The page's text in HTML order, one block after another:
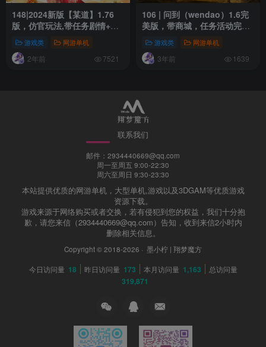
148|2024新版【某道】1.76
版，仿官玩法,带任务剧情+GM
游戏类 网游单机
2年前 7521
106 | 问到（wendao）1.6完
美版，带商城，任务活动完
+GM工具
游戏类 网游单机
3年前 1639
联系我们
邮件：2934440669@qq.com
周一至周五 9:00-22:30
周六至周日 9:30-23:30
本站提供优质的网游单机，大型单机,游戏以及3DGAM等优质游戏
资源下载。
游戏来源于网络购买或者交换，若有侵犯到您的权益，我们十分抱
歉，请您来信（2934440669@qq.com）告知，收到来信2小时内
删除相关信息。
Copyright © 2018-2026 · 墨小柠 | 翔梦魔方
今日访问量 18 昨日访问量 173 本月访问量 1,163 总访问量
319,871